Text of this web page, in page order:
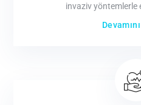
invaziv yöntemlerle